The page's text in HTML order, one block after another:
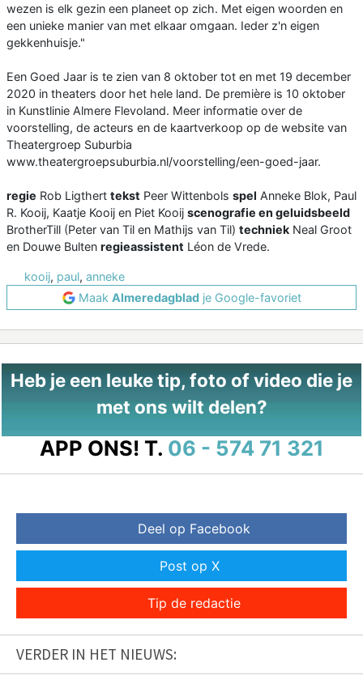
wezen is elk gezin een planeet op zich. Met eigen woorden en
een unieke manier van met elkaar omgaan. Ieder z'n eigen
gekkenhuisje."
Een Goed Jaar is te zien van 8 oktober tot en met 19 december
2020 in theaters door het hele land. De première is 10 oktober
in Kunstlinie Almere Flevoland. Meer informatie over de
voorstelling, de acteurs en de kaartverkoop op de website van
Theatergroep Suburbia
www.theatergroepsuburbia.nl/voorstelling/een-goed-jaar.
regie Rob Ligthert tekst Peer Wittenbols spel Anneke Blok, Paul
R. Kooij, Kaatje Kooij en Piet Kooij scenografie en geluidsbeeld
BrotherTill (Peter van Til en Mathijs van Til) techniek Neal Groot
en Douwe Bulten regieassistent Léon de Vrede.
kooij, paul, anneke
Maak Almeredagbladje Google-favoriet
Heb je een leuke tip, foto of video die je
met ons wilt delen?
APP ONS! T. 06 - 574 71 321
Deel op Facebook
Post op X
Tip de redactie
VERDER IN HET NIEUWS: